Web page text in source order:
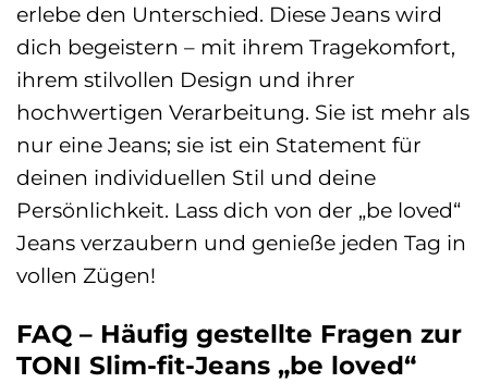
erlebe den Unterschied. Diese Jeans wird
dich begeistern – mit ihrem Tragekomfort,
ihrem stilvollen Design und ihrer
hochwertigen Verarbeitung. Sie ist mehr als
nur eine Jeans; sie ist ein Statement für
deinen individuellen Stil und deine
Persönlichkeit. Lass dich von der „be loved“
Jeans verzaubern und genieße jeden Tag in
vollen Zügen!
FAQ – Häufig gestellte Fragen zur
TONI Slim-fit-Jeans „be loved“